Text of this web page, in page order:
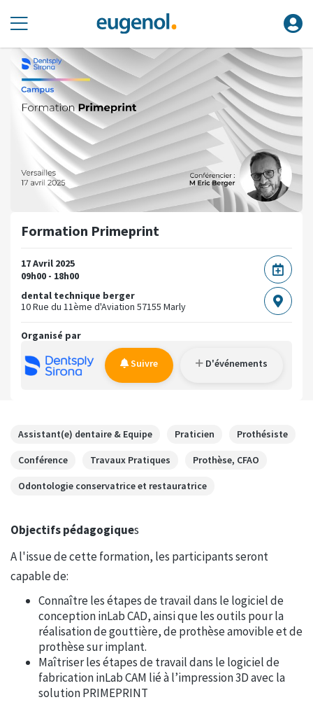
Formation Primeprint
17 Avril 2025
09h00 - 18h00
dental technique berger
10 Rue du 11ème d'Aviation 57155 Marly
Organisé par
Suivre D'événements
Assistant(e) dentaire & Equipe Praticien Prothésiste
Conférence Travaux Pratiques Prothèse, CFAO
Odontologie conservatrice et restauratrice
Objectifs pédagogiques
A l'issue de cette formation, les participants seront
capable de:
Connaître les étapes de travail dans le logiciel de
conception inLab CAD, ainsi que les outils pour la
réalisation de gouttière, de prothèse amovible et de
prothèse sur implant.
Maîtriser les étapes de travail dans le logiciel de
fabrication inLab CAM lié à l’impression 3D avec la
solution PRIMEPRINT